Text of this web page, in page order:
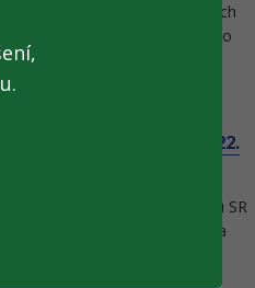
v predchádzajúcich dňoch
detskú hračku – plyšového
exempláre chránených
139 miliónov eur (22.
rok do štátneho rozpočtu SR
v roku 2023 tvorila DPH a